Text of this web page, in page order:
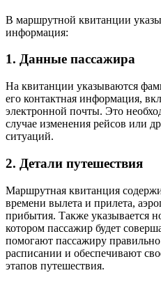
В маршрутной квитанции
информация:
1. Данные пассажира
На квитанции указываются
его контактная информация,
электронной почты. Это
случае изменения рейсов или
ситуаций.
2. Детали путешествия
Маршрутная квитанция
времени вылета и прилета,
прибытия. Также указывается
котором пассажир будет
помогают пассажиру правильно
расписании и обеспечивают
этапов путешествия.